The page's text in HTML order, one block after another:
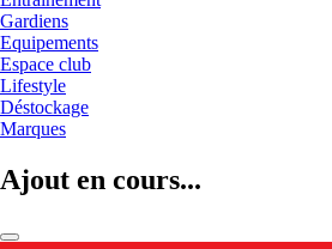
Gardiens
Equipements
Espace club
Lifestyle
Déstockage
Marques
Ajout en cours...